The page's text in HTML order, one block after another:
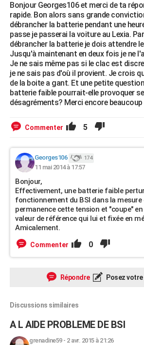
Bonjour Georges106 et merci de ta
rapide. Bon alors sans grande
débrancher la batterie pendant une
passe je passerai la voiture au Lexia.
débrancher la batterie je dois attendre
Jusqu'à maintenant en deux fois je ne
Je ne sais même pas si le clac est
je ne sais pas d'où il provient. Je crois
de la boite a gant. Et une petite
batterie faible pourrait-elle provoquer
désagréments? Merci encore
Commenter 5
Georges106 174
11 mai 2014 à 17:57
Bonjour,
Effectivement, une batterie faible
fonctionnement du BSI dans la mesure
permanence cette tension et "coupe"
valeur de référence qui lui et fixée en
Amicalement.
Commenter 0
Répondre Posez
Discussions similaires
A L AIDE PROBLEME DE BSI
grenadine59- 2 avr. 2015 à 21:26